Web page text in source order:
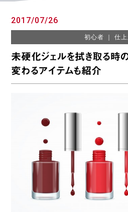
2017/07/26
初心者 仕上
未硬化ジェルを拭き取る時
変わるアイテムも紹介